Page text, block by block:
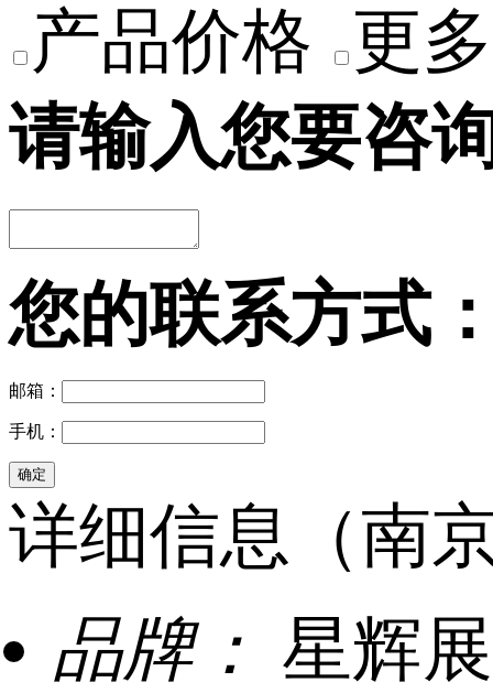
产品价格 更
请输入您要咨
您的联系方式
邮箱：
手机：
详细信息（南
品牌： 星辉